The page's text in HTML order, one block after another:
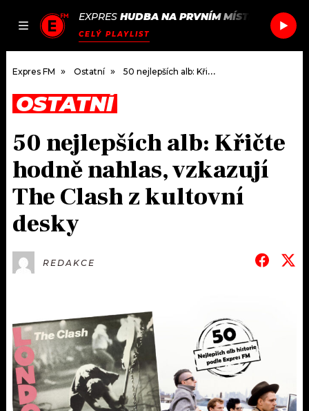
JAK
SEZNAM.CZ
EXPRES HUDBA NA PRVNÍM MÍSTĚ
CELÝ PLAYLIST
DOMŮ
ČLÁNKY
HUDBA
ROZHOVORY
KALENDÁŘ
KVÍZY
VIP
PODCASTY
JAK NALADIT
RÁDIO
PROGRAM
PLAYLIST
JAK NALADIT
Expres FM Ostatní 50 nejlepších alb: Křičte hodně nahlas, vzkazují The Clash z kultovní desky
OSTATNÍ
50 nejlepších alb: Křičte
hodně nahlas, vzkazují
The Clash z kultovní
desky
REDAKCE